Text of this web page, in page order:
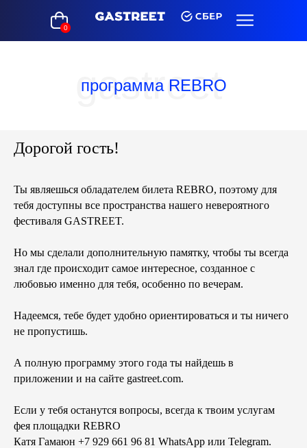
0
gastreet
программа REBRO
Дорогой гость!
Ты являешься обладателем билета REBRO, поэтому для
тебя доступны все пространства нашего невероятного
фестиваля GASTREET.
Но мы сделали дополнительную памятку, чтобы ты всегда
знал где происходит самое интересное, созданное с
любовью именно для тебя, особенно по вечерам.
Надеемся, тебе будет удобно ориентироваться и ты ничего
не пропустишь.
А полную программу этого года ты найдешь в
приложении и на сайте gastreet.com.
Если у тебя останутся вопросы, всегда к твоим услугам
фея площадки REBRO
Катя Гамаюн +7 929 661 96 81 WhatsApp или Telegram.